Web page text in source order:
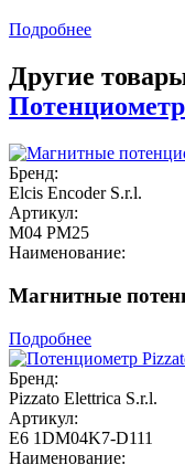
Подробнее
Другие
Бренд:
Elcis Encoder S.r.l.
Артикул:
M04 PM25
Наименование:
Магнитные
Подробнее
Бренд:
Pizzato Elettrica S.r.l.
Артикул:
E6 1DM04K7-D111
Наименование: